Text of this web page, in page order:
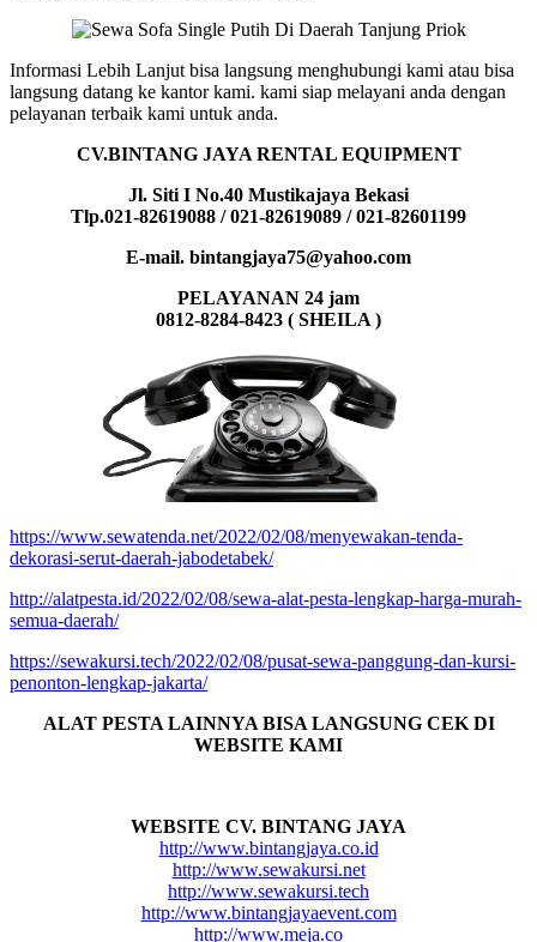
Informasi Lebih Lanjut bisa langsung menghubungi kami atau bisa
langsung datang ke kantor kami. kami siap melayani anda dengan
pelayanan terbaik kami untuk anda.
CV.BINTANG JAYA RENTAL EQUIPMENT
Jl. Siti I No.40 Mustikajaya Bekasi
Tlp.021-82619088 / 021-82619089 / 021-82601199
E-mail. bintangjaya75@yahoo.com
PELAYANAN 24 jam
0812-8284-8423 ( SHEILA )
https://www.sewatenda.net/2022/02/08/menyewakan-tenda-
dekorasi-serut-daerah-jabodetabek/
http://alatpesta.id/2022/02/08/sewa-alat-pesta-lengkap-harga-murah-
semua-daerah/
https://sewakursi.tech/2022/02/08/pusat-sewa-panggung-dan-kursi-
penonton-lengkap-jakarta/
ALAT PESTA LAINNYA BISA LANGSUNG CEK DI
WEBSITE KAMI
WEBSITE CV. BINTANG JAYA
http://www.bintangjaya.co.id
http://www.sewakursi.net
http://www.sewakursi.tech
http://www.bintangjayaevent.com
http://www.meja.co